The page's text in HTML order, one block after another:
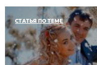
СТАТЬЯ ПО ТЕМЕ